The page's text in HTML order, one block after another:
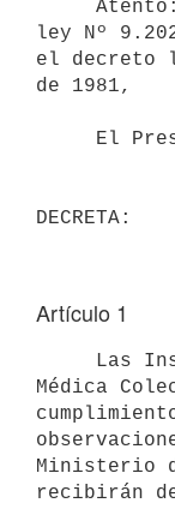
ley Nº
el decreto
de 1981,
Artículo 1
Médica
Ministerio
recibirán